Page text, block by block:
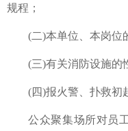
规程；
(二)本单位、本岗位
(三)有关消防设施的
(四)报火警、扑救初
公众聚集场所对员